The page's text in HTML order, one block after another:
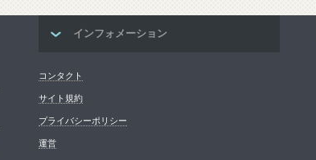
インフォメーション
コンタクト
サイト規約
プライバシーポリシー
運営